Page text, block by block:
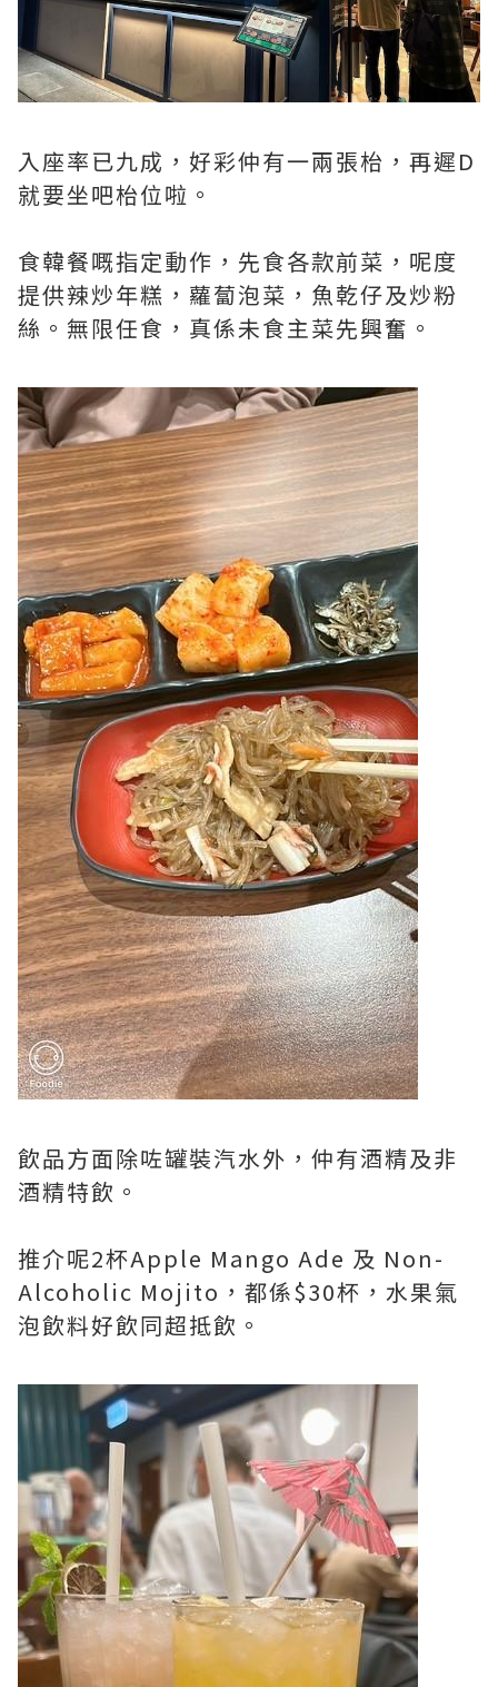
入座率已九成，好彩仲有一兩張枱，再遲D
就要坐吧枱位啦。
食韓餐嘅指定動作，先食各款前菜，呢度
提供辣炒年糕，蘿蔔泡菜，魚乾仔及炒粉
絲。無限任食，真係未食主菜先興奮。
飲品方面除咗罐裝汽水外，仲有酒精及非
酒精特飲。
推介呢2杯Apple Mango Ade 及 Non-
Alcoholic Mojito，都係$30杯，水果氣
泡飲料好飲同超抵飲。